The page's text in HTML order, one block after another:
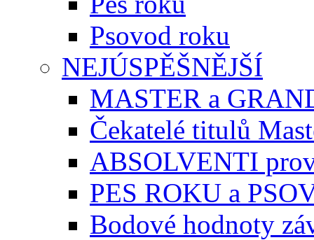
Psovod roku
NEJÚSPĚŠNĚJŠÍ
MASTER a
Čekatelé titulů
ABSOLVENTI
PES ROKU a
Bodové hodnoty